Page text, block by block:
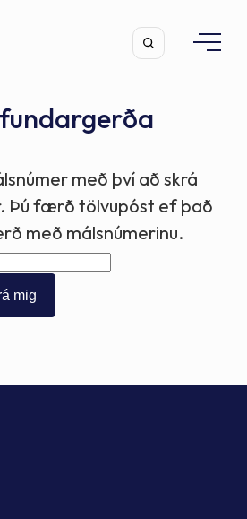
með því að skrá
Þú færð tölvupóst ef það
með málsnúmerinu.